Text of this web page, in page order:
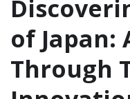
of Japan:
Through